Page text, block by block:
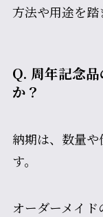
方法や用途を踏
Q. 周年記念
か？
納期は、数量
す。
オーダーメイ